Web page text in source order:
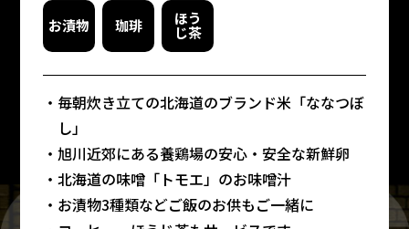
お漬物 珈琲 ほう
じ茶
毎朝炊き立ての北海道のブランド米「ななつぼ
し」
旭川近郊にある養鶏場の安心・安全な新鮮卵
北海道の味噌「トモエ」のお味噌汁
お漬物3種類などご飯のお供もご一緒に